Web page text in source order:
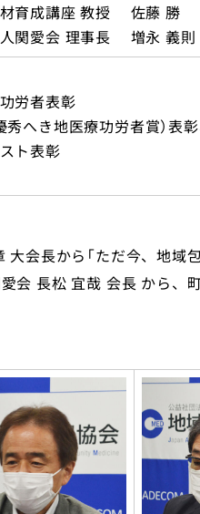
育成講座 教授 佐藤 勝
関愛会 理事長 増永 義則
労者表彰
秀へき地医療功労者賞）表
ト表彰
会長から「ただ今、地域
会 長松 宜哉 会長 から、